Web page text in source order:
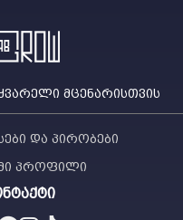
მცენარისთვის
და პირობები
პროფილი